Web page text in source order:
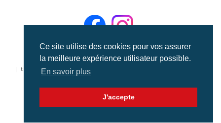
Ce site utilise des cookies pour vos assurer
la meilleure expérience utilisateur possible.
En savoir plus
J'accepte
©aerialcollection marque déposée 2024
| tous droits réservés | aerialcollection.fr banque d'images
aériennes et documentaires video et cinéma |